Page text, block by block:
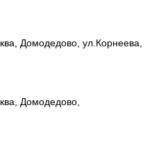
Домодедово, ул.Корнеева,
Домодедово,